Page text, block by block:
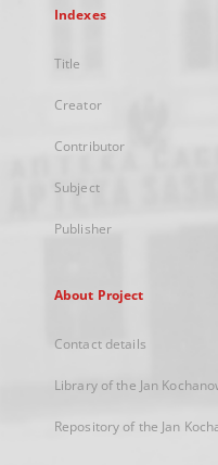
Indexes
Title
Creator
Contributor
Subject
Publisher
About Project
Contact details
Library of the Jan
Repository of the Jan